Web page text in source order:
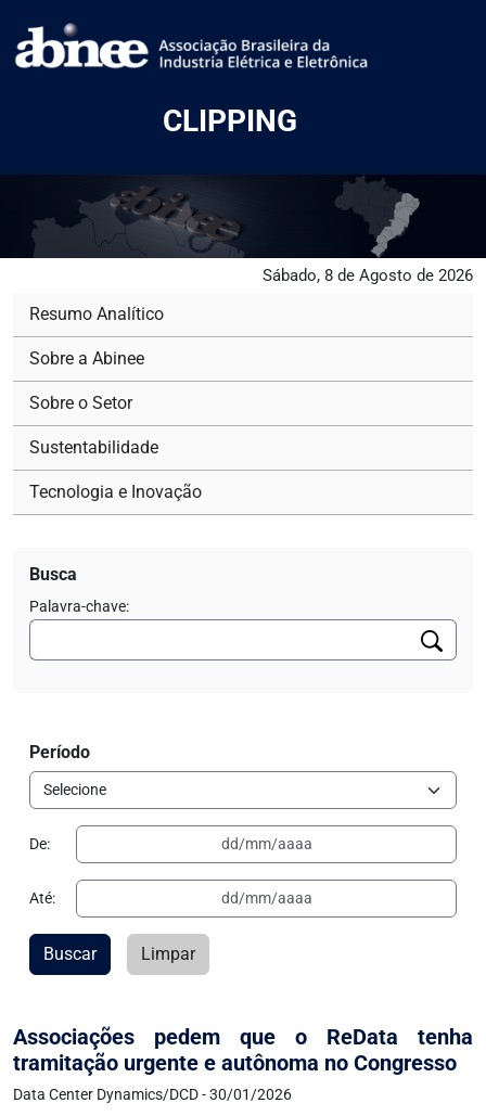
CLIPPING
Sábado, 8 de Agosto de 2026
Associações pedem que o ReData tenha
tramitação urgente e autônoma no Congresso
Data Center Dynamics/DCD - 30/01/2026
Resumo Analítico
Sobre a Abinee
Sobre o Setor
Sustentabilidade
Tecnologia e Inovação
Busca
Palavra-chave:
Período
De:
Até:
Buscar Limpar